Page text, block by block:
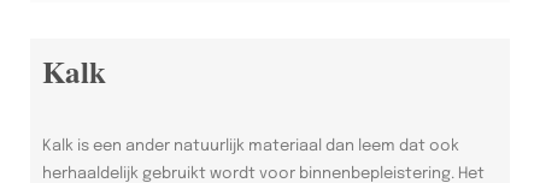
Kalk
Kalk is een ander natuurlijk materiaal dan leem dat ook
herhaaldelijk gebruikt wordt voor binnenbepleistering. Het